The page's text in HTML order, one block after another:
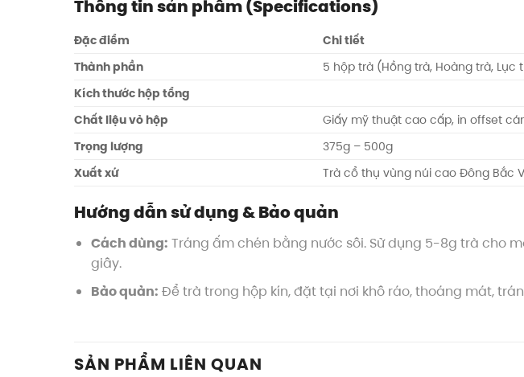
Thông tin sản phẩm (Specifications)
Đặc điểm
Chi tiết
Thành phần
5 hộp trà (Hồng trà, Hoàng trà, Lục
Kích thước hộp tổng
Chất liệu vỏ hộp
Giấy mỹ thuật cao cấp, in offset
Trọng lượng
375g – 500g
Xuất xứ
Trà cổ thụ vùng núi cao Đông Bắc
Hướng dẫn sử dụng & Bảo quản
Cách dùng: Tráng ấm chén bằng nước sôi. Sử dụng 5-8g trà cho
giây.
Bảo quản: Để trà trong hộp kín, đặt tại nơi khô ráo, thoáng mát,
SẢN PHẨM LIÊN QUAN